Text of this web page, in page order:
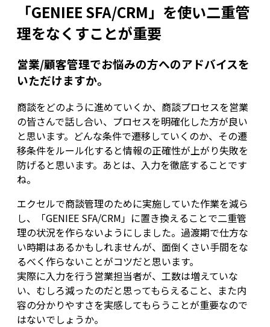
「GENIEE SFA/CRM」を使い二重管
理をなくすことが重要
営業/顧客管理でお悩みの方へのアドバイスを
いただけますか。
商談をどのように進めていくか、商談プロセスを営業
の皆さんで話し合い、プロセスを明確化した方が良い
と思います。どんな条件で遷移していくのか、その遷
移条件をルール化すると情報の正確性が上がり失敗を
防げると思います。あとは、入力を徹底することです
ね。
エクセルで商談管理のために実施していた作業を減ら
し、「GENIEE SFA/CRM」に置き換えることで二重管
理の状況を作らないようにしました。過渡期で仕方な
い時期はあるかもしれませんが、面倒くさい手間をな
るべく作らないことがコツだと思います。
実際に入力を行う営業担当者が、工数は増えていな
い、むしろ減ったのだと思ってもらえること、また内
容の分かりやすさを実感してもらうことが重要なので
はないでしょうか。